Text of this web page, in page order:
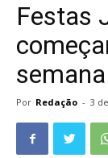
Festas
semana
Por Redação - 3